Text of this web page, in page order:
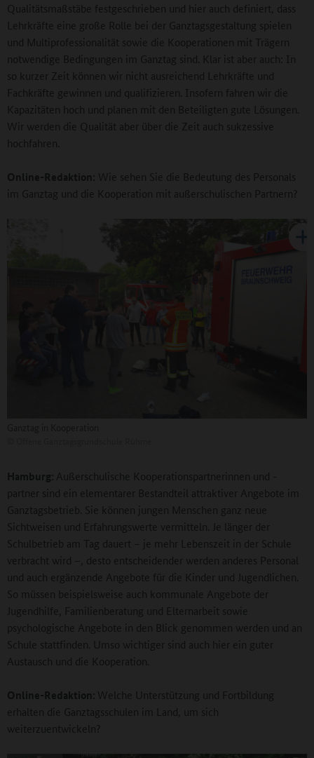
Qualitätsmaßstäbe festgeschrieben und hier auch definiert, dass
Lehrkräfte eine große Rolle bei der Ganztagsgestaltung spielen
und Multiprofessionalität sowie die Kooperationen mit Trägern
notwendige Bedingungen im Ganztag sind. Klar ist aber auch: In
so kurzer Zeit können wir nicht ausreichend Lehrkräfte und
Fachkräfte gewinnen und qualifizieren. Insofern fahren wir die
Kapazitäten hoch und planen mit den Beteiligten gute Lösungen.
Wir werden die Qualität aber über die Zeit auch sukzessive
hochfahren.
Online-Redaktion: Wie sehen Sie die Bedeutung des Personals
im Ganztag und die Kooperation mit außerschulischen Partnern?
Hamburg: Außerschulische Kooperationspartnerinnen und -
partner sind ein elementarer Bestandteil attraktiver Angebote im
Ganztagsbetrieb. Sie können jungen Menschen ganz neue
Sichtweisen und Erfahrungswerte vermitteln. Je länger der
Schulbetrieb am Tag dauert – je mehr Lebenszeit in der Schule
verbracht wird –, desto entscheidender werden anderes Personal
und auch ergänzende Angebote für die Kinder und Jugendlichen.
So müssen beispielsweise auch kommunale Angebote der
Jugendhilfe, Familienberatung und Elternarbeit sowie
psychologische Angebote in den Blick genommen werden und an
Schule stattfinden. Umso wichtiger sind auch hier ein guter
Austausch und die Kooperation.
Online-Redaktion: Welche Unterstützung und Fortbildung
erhalten die Ganztagsschulen im Land, um sich
weiterzuentwickeln?